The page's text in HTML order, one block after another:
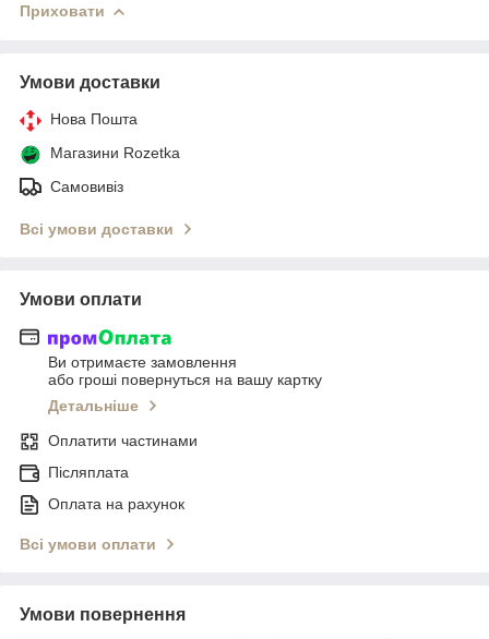
Приховати
Умови доставки
Нова Пошта
Магазини Rozetka
Самовивіз
Всі умови доставки
Умови оплати
Ви отримаєте замовлення
або гроші повернуться на вашу картку
Детальніше
Оплатити частинами
Післяплата
Оплата на рахунок
Всі умови оплати
Умови повернення